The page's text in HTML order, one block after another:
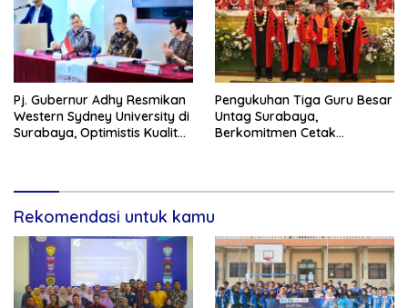
Pj. Gubernur Adhy Resmikan
Western Sydney University di
Surabaya, Optimistis Kualitas
Pengukuhan Tiga Guru Besar
Untag Surabaya,
Berkomitmen Cetak
Rekomendasi untuk kamu